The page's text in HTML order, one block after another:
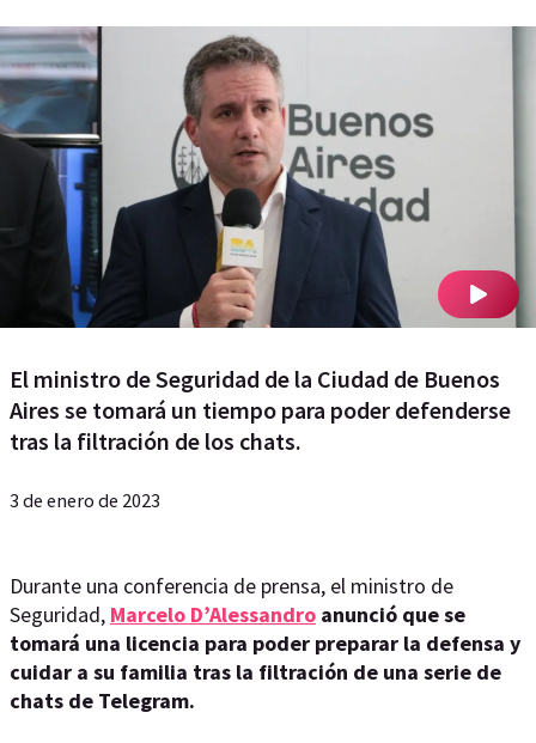
El ministro de Seguridad de la Ciudad de Buenos
Aires se tomará un tiempo para poder defenderse
tras la filtración de los chats.
3 de enero de 2023
Durante una conferencia de prensa, el ministro de
Seguridad, Marcelo D’Alessandro anunció que se
tomará una licencia para poder preparar la defensa y
cuidar a su familia tras la filtración de una serie de
chats de Telegram.